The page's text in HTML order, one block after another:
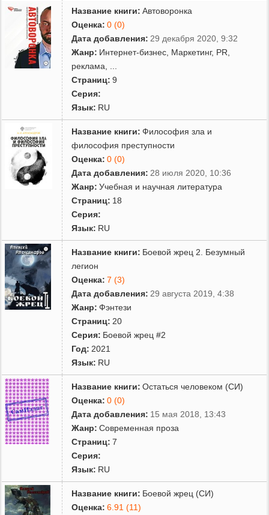
Название книги: Автоворонка
Оценка: 0 (0)
Дата добавления: 29 декабря 2020, 9:32
Жанр: Интернет-бизнес Маркетинг, PR,
реклама
Страниц: 9
Серия:
Язык: RU
Название книги: Философия зла и
философия преступности
Оценка: 0 (0)
Дата добавления: 28 июля 2020, 10:36
Жанр: Учебная и научная литература
Страниц: 18
Серия:
Язык: RU
Название книги: Боевой жрец 2. Безумный
легион
Оценка: 7 (3)
Дата добавления: 29 августа 2019, 4:38
Жанр: Фэнтези
Страниц: 20
Серия: Боевой жрец #2
Год: 2021
Язык: RU
Название книги: Остаться человеком (СИ)
Оценка: 0 (0)
Дата добавления: 15 мая 2018, 13:43
Жанр: Современная проза
Страниц: 7
Серия:
Язык: RU
Название книги: Боевой жрец (СИ)
Оценка: 6.91 (11)